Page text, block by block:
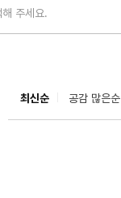
최신순 공감 많은순